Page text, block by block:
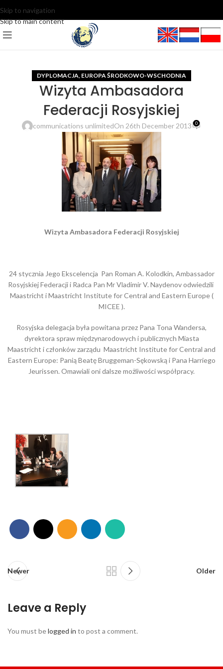
Skip to navigation
Skip to main content
DYPLOMACJA EUROPA ŚRODKOWO-WSCHODNIA
Wizyta Ambasadora
Federacji Rosyjskiej
communications unlimitedOn 26th December 2013 0
Wizyta Ambasadora Federacji Rosyjskiej
24 stycznia Jego Ekscelencja Pan Roman A. Kolodkin, Ambassador
Rosyjskiej Federacji i Radca Pan Mr Vladimir V. Naydenov odwiedzili
Maastricht i Maastricht Institute for Central and Eastern Europe (
MICEE ).
Rosyjska delegacja była powitana przez Pana Tona Wandersa,
dyrektora spraw międzynarodowych i publicznych Miasta
Maastricht i członków zarządu Maastricht Institute for Central and
Eastern Europe: Panią Beatę Bruggeman-Sękowską i Pana Harriego
Jeurissen. Omawiali oni dalsze możliwości współpracy.
Newer Older
Leave a Reply
You must belogged in to post a comment.